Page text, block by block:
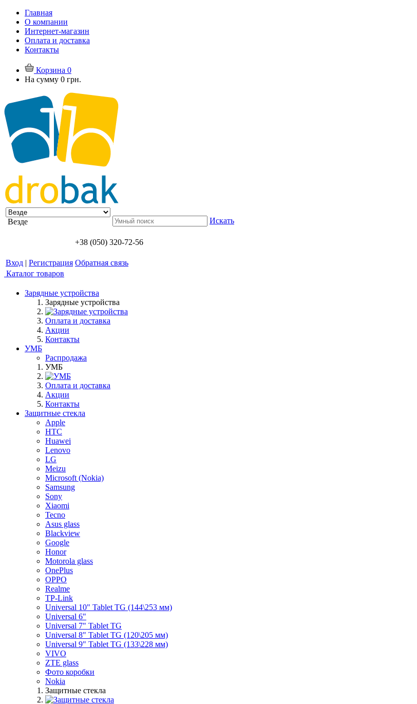
Главная
О компании
Интернет-магазин
Оплата и доставка
Контакты
Корзина 0
На сумму 0 грн.
Везде Искать
+38 (050) 320-72-56
Вход | Регистрация Обратная связь
Каталог товаров
Зарядные устройства
Зарядные устройства
Оплата и доставка
Акции
Контакты
УМБ
Распродажа
УМБ
Оплата и доставка
Акции
Контакты
Защитные стекла
Apple
HTC
Huawei
Lenovo
LG
Meizu
Microsoft (Nokia)
Samsung
Sony
Xiaomi
Tecno
Asus glass
Blackview
Google
Honor
Motorola glass
OnePlus
OPPO
Realme
TP-Link
Universal 10" Tablet TG (144\253 мм)
Universal 6"
Universal 7" Tablet TG
Universal 8" Tablet TG (120\205 мм)
Universal 9" Tablet TG (133\228 мм)
VIVO
ZTE glass
Фото коробки
Nokia
Защитные стекла